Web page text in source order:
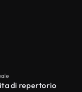
di repertorio